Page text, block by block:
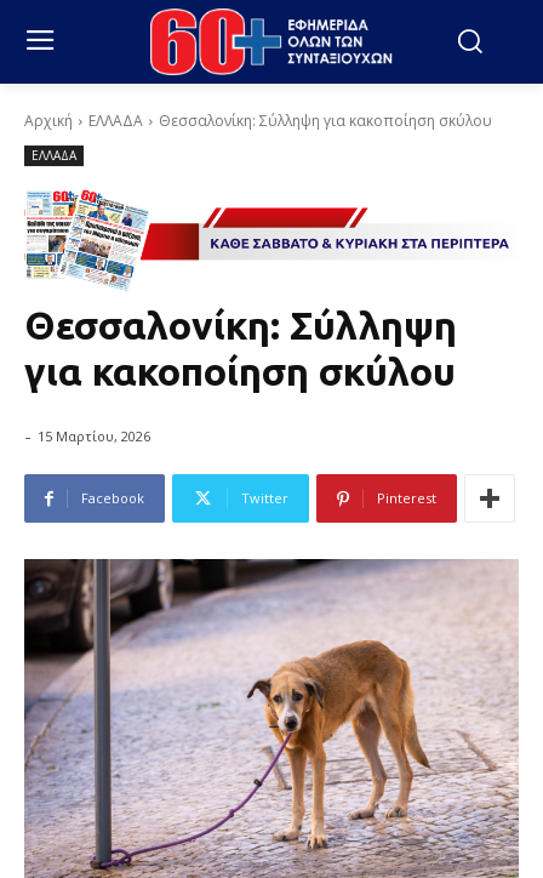
Αρχική ΕΛΛΑΔΑ Θεσσαλονίκη: Σύλληψη για κακοποίηση σκύλου
ΕΛΛΑΔΑ
Θεσσαλονίκη: Σύλληψη
για κακοποίηση σκύλου
- 15 Μαρτίου, 2026
Facebook Twitter Pinterest